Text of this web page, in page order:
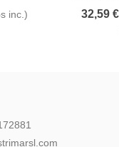
inc.) 32,59 €